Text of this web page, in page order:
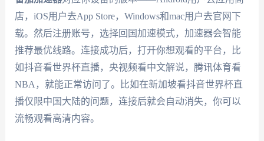
店，iOS用户去App Store，Windows和mac用户去官网下
载。然后注册账号，选择回国加速模式，加速器会智能
推荐最优线路。连接成功后，打开你想观看的平台，比
如抖音看世界杯直播，央视频看中文解说，腾讯体育看
NBA，就能正常访问了。比如在新加坡看抖音世界杯直
播仅限中国大陆的问题，连接后就会自动消失，你可以
流畅观看高清内容。